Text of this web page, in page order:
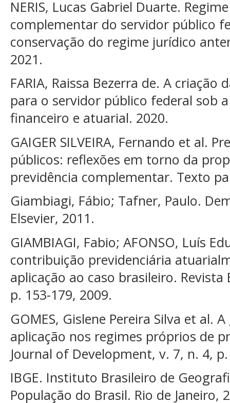
NERIS, Lucas Gabriel Duarte.
complementar do servidor público
conservação do regime jurídico
2021.
FARIA, Raissa Bezerra de. A
para o servidor público federal sob
financeiro e atuarial. 2020.
GAIGER SILVEIRA, Fernando et al.
públicos: reflexões em torno da
previdência complementar. Texto
Giambiagi, Fábio; Tafner, Paulo.
Elsevier, 2011.
GIAMBIAGI, Fabio; AFONSO, Luís
contribuição previdenciária
aplicação ao caso brasileiro.
p. 153-179, 2009.
GOMES, Gislene Pereira Silva et al.
aplicação nos regimes próprios de
Journal of Development, v. 7, n. 4,
IBGE. Instituto Brasileiro de
População do Brasil. Rio de Janeiro,